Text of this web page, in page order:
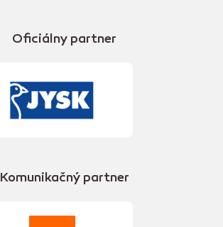
Oficiálny partner
Komunikačný partner